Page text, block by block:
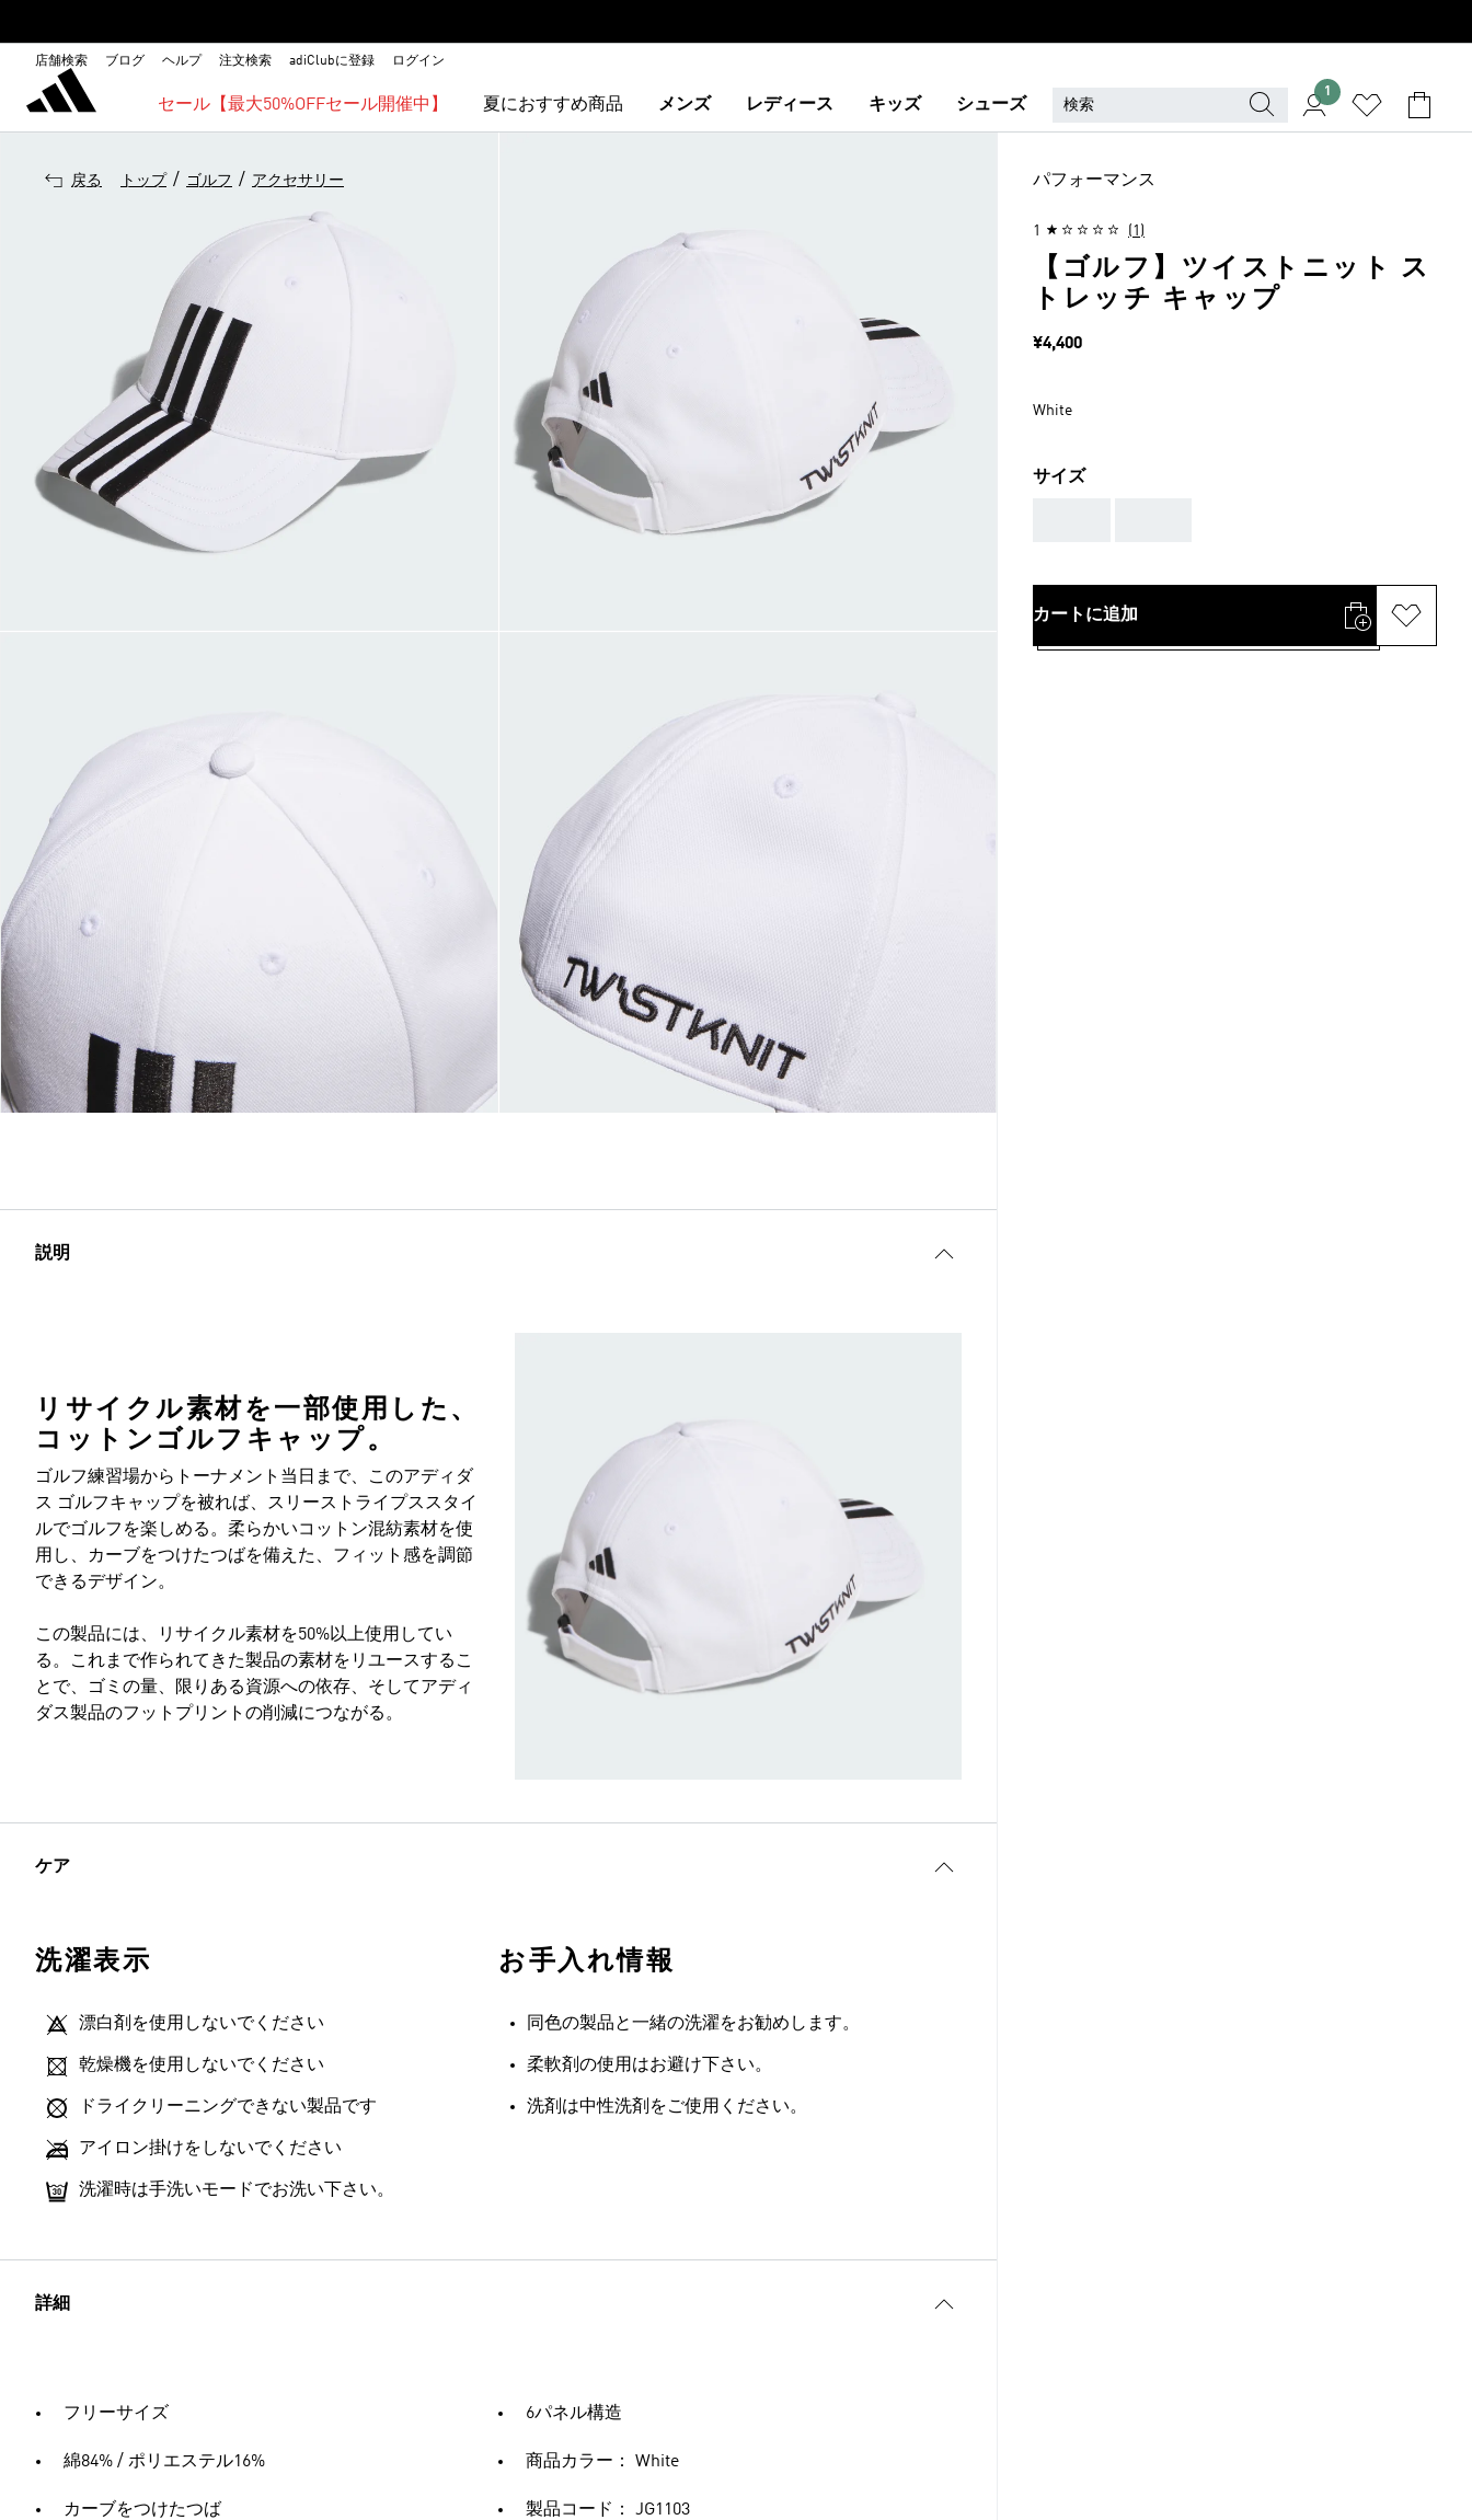
店舗検索 ブログ ヘルプ 注文検索 adiClubに登録 ログイン
セール【最大50%OFFセール開催中】 夏におすすめ商品 メンズ レディース キッズ シューズ
1
戻る トップ / ゴルフ / アクセサリー
説明
リサイクル素材を一部使用した、
コットンゴルフキャップ。
ゴルフ練習場からトーナメント当日まで、このアディダ
ス ゴルフキャップを被れば、スリーストライプススタイ
ルでゴルフを楽しめる。柔らかいコットン混紡素材を使
用し、カーブをつけたつばを備えた、フィット感を調節
できるデザイン。
この製品には、リサイクル素材を50%以上使用してい
る。これまで作られてきた製品の素材をリユースするこ
とで、ゴミの量、限りある資源への依存、そしてアディ
ダス製品のフットプリントの削減につながる。
ケア
洗濯表示
漂白剤を使用しないでください
乾燥機を使用しないでください
ドライクリーニングできない製品です
アイロン掛けをしないでください
洗濯時は手洗いモードでお洗い下さい。
お手入れ情報
同色の製品と一緒の洗濯をお勧めします。
柔軟剤の使用はお避け下さい。
洗剤は中性洗剤をご使用ください。
詳細
フリーサイズ
綿84% / ポリエステル16%
カーブをつけたつば
6パネル構造
商品カラー： White
製品コード： JG1103
パフォーマンス
1 (1)
【ゴルフ】ツイストニット ス
トレッチ キャップ
価格
¥4,400
White
サイズ
カートに追加